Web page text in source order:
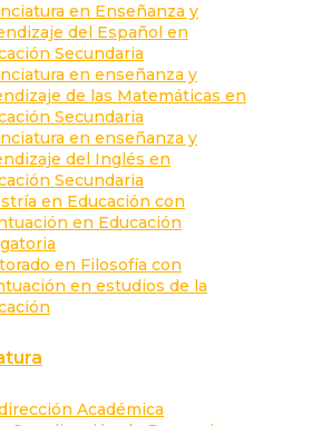
en Enseñanza y
del Español en
Secundaria
en enseñanza y
de las Matemáticas en
Secundaria
en enseñanza y
del Inglés en
Secundaria
en Educación con
en Educación
en Filosofía con
en estudios de la
Académica